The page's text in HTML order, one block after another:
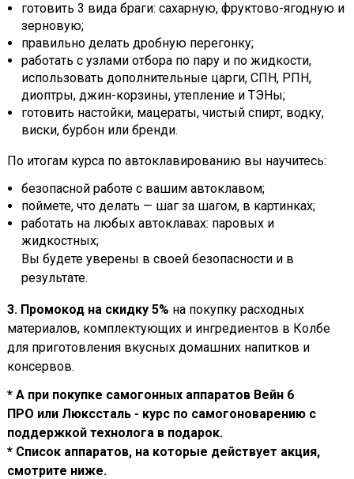
готовить 3 вида браги: сахарную, фруктово-ягодную и
зерновую;
правильно делать дробную перегонку;
работать с узлами отбора по пару и по жидкости,
использовать дополнительные царги, СПН, РПН,
диоптры, джин-корзины, утепление и ТЭНы;
готовить настойки, мацераты, чистый спирт, водку,
виски, бурбон или бренди.
По итогам курса по автоклавированию вы научитесь:
безопасной работе с вашим автоклавом;
поймете, что делать — шаг за шагом, в картинках;
работать на любых автоклавах: паровых и
жидкостных;
Вы будете уверены в своей безопасности и в
результате.
3. Промокод на скидку 5% на покупку расходных
материалов, комплектующих и ингредиентов в Колбе
для приготовления вкусных домашних напитков и
консервов.
* А при покупке самогонных аппаратов Вейн 6
ПРО или Люкссталь - курс по самогоноварению с
поддержкой технолога в подарок.
* Список аппаратов, на которые действует акция,
смотрите ниже.